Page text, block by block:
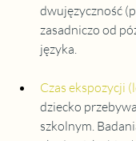
dwujęzyczność
zasadniczo od
języka.
Czas ekspozycji
dziecko
szkolnym.